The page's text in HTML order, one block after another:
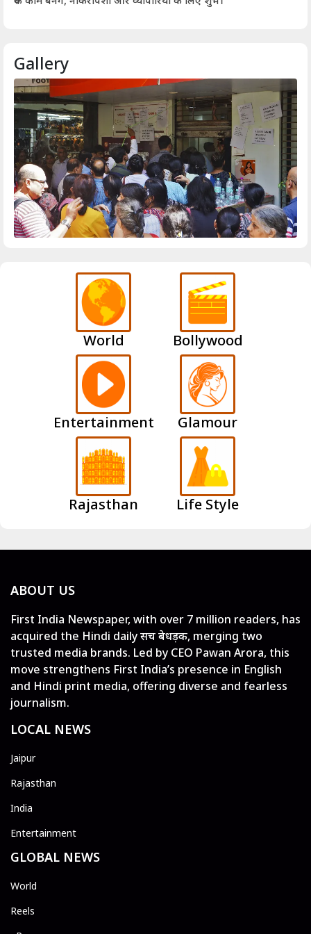
Gallery
World Bollywood
Entertainment Glamour
Rajasthan Life Style
ABOUT US
First India Newspaper, with over 7 million readers, has
acquired the Hindi daily सच बेधड़क, merging two
trusted media brands. Led by CEO Pawan Arora, this
move strengthens First India’s presence in English
and Hindi print media, offering diverse and fearless
journalism.
LOCAL NEWS
Jaipur
Rajasthan
India
Entertainment
GLOBAL NEWS
World
Reels